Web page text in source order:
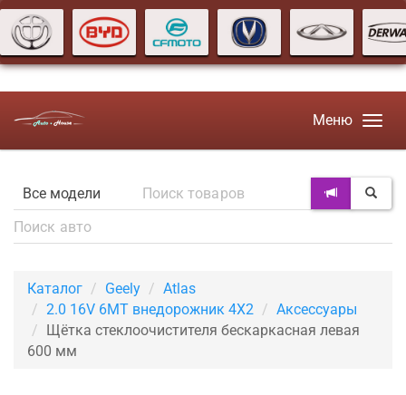
Меню
Каталог Geely
Atlas
2.0 16V 6MT внедорожник 4X2
Аксессуары
Щётка стеклоочистителя бескаркасная левая
600 мм